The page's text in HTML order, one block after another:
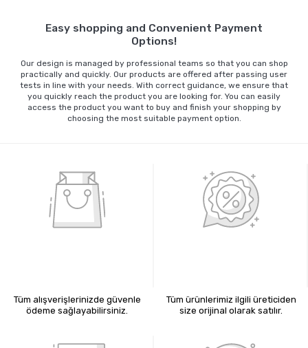
Easy shopping and Convenient Payment
Options!
Our design is managed by professional teams so that you can shop
practically and quickly. Our products are offered after passing user
tests in line with your needs. With correct guidance, we ensure that
you quickly reach the product you are looking for. You can easily
access the product you want to buy and finish your shopping by
choosing the most suitable payment option.
Tüm alışverişlerinizde güvenle
ödeme sağlayabilirsiniz.
Tüm ürünlerimiz ilgili üreticiden
size orijinal olarak satılır.